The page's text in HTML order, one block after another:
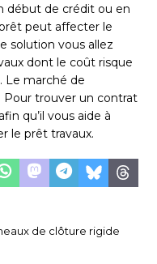
début de crédit ou en
peut affecter le
solution vous allez
dont le coût risque
Le marché de
Pour trouver un contrat
qu’il vous aide à
le prêt travaux.
de clôture rigide